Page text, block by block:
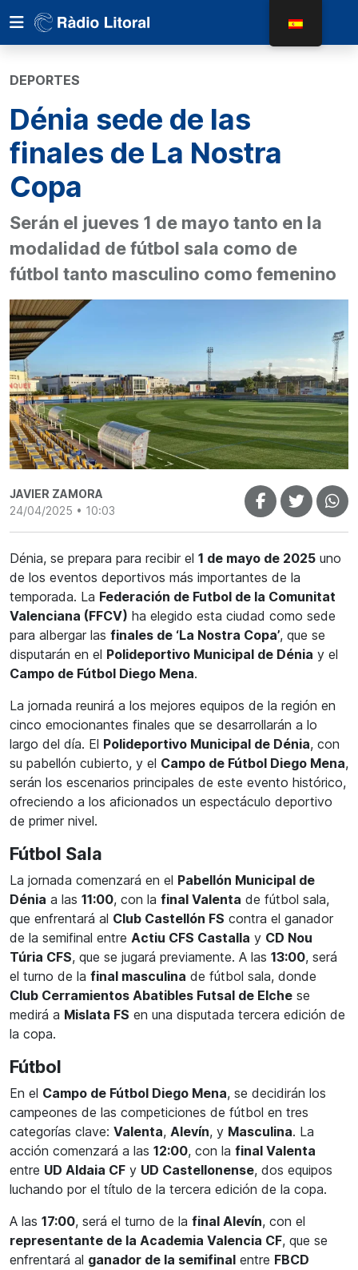
DEPORTES
Dénia sede de las
finales de La Nostra
Copa
Serán el jueves 1 de mayo tanto en la
modalidad de fútbol sala como de
fútbol tanto masculino como femenino
JAVIER ZAMORA
24/04/2025 • 10:03
Dénia, se prepara para recibir el 1 de mayo de 2025 uno
de los eventos deportivos más importantes de la
temporada. La Federación de Futbol de la Comunitat
Valenciana (FFCV) ha elegido esta ciudad como sede
para albergar las finales de ‘La Nostra Copa’, que se
disputarán en el Polideportivo Municipal de Dénia y el
Campo de Fútbol Diego Mena.
La jornada reunirá a los mejores equipos de la región en
cinco emocionantes finales que se desarrollarán a lo
largo del día. El Polideportivo Municipal de Dénia, con
su pabellón cubierto, y el Campo de Fútbol Diego Mena,
serán los escenarios principales de este evento histórico,
ofreciendo a los aficionados un espectáculo deportivo
de primer nivel.
Fútbol Sala
La jornada comenzará en el Pabellón Municipal de
Dénia a las 11:00, con la final Valenta de fútbol sala,
que enfrentará al Club Castellón FS contra el ganador
de la semifinal entre Actiu CFS Castalla y CD Nou
Túria CFS, que se jugará previamente. A las 13:00, será
el turno de la final masculina de fútbol sala, donde
Club Cerramientos Abatibles Futsal de Elche se
medirá a Mislata FS en una disputada tercera edición de
la copa.
Fútbol
En el Campo de Fútbol Diego Mena, se decidirán los
campeones de las competiciones de fútbol en tres
categorías clave: Valenta, Alevín, y Masculina. La
acción comenzará a las 12:00, con la final Valenta
entre UD Aldaia CF y UD Castellonense, dos equipos
luchando por el título de la tercera edición de la copa.
A las 17:00, será el turno de la final Alevín, con el
representante de la Academia Valencia CF, que se
enfrentará al ganador de la semifinal entre FBCD